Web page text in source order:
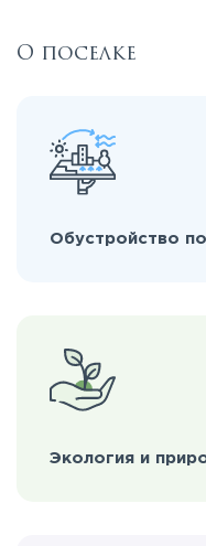
О поселке
Обустройство
Экология и